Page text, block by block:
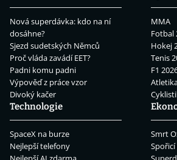
Nová superdávka: kdo na ní
dosáhne?
Sjezd sudetských Němců
Proč vláda zavádí EET?
Padni komu padni
Výpověď z práce vzor
Divoký kačer
MMA
Fotbal
Hokej
Tenis
F1
Technologie
SpaceX na burze
Nejlepší telefony
Smrt